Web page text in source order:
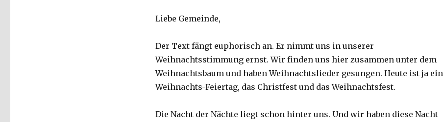
Liebe Gemeinde,
Der Text fängt euphorisch an. Er nimmt uns in unserer
Weihnachtsstimmung ernst. Wir finden uns hier zusammen unter dem
Weihnachtsbaum und haben Weihnachtslieder gesungen. Heute ist ja ein
Weihnachts-Feiertag, das Christfest und das Weihnachtsfest.
Die Nacht der Nächte liegt schon hinter uns. Und wir haben diese Nacht